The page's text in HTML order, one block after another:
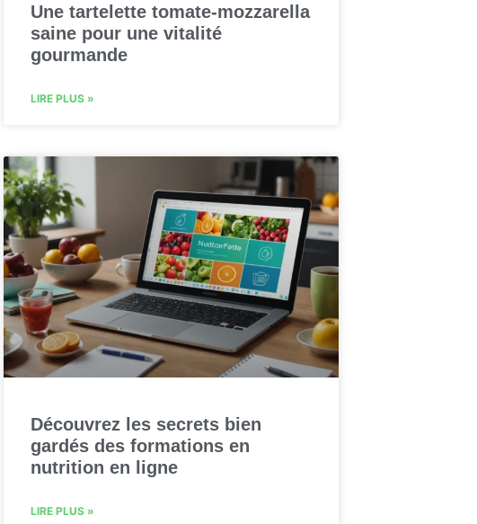
Une tartelette tomate-mozzarella
saine pour une vitalité
gourmande
LIRE PLUS »
Découvrez les secrets bien
gardés des formations en
nutrition en ligne
LIRE PLUS »